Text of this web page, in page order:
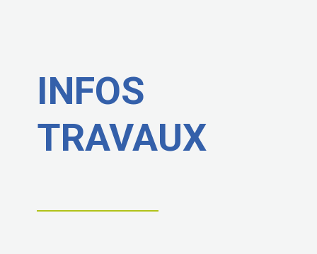
INFOS
TRAVAUX